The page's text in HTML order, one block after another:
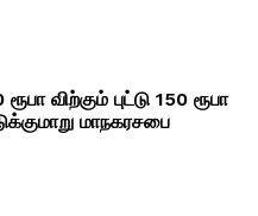
விற்கும் புட்டு 150 ரூபா
மாநகரசபை